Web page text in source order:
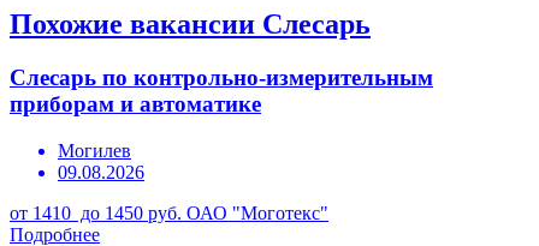
Похожие вакансии Слесарь
Слесарь по контрольно-измерительным
приборам и автоматике
Могилев
09.08.2026
от 1410 до 1450 руб. ОАО "Моготекс"
Подробнее